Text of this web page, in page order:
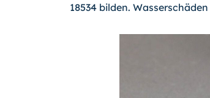
18534 bilden.